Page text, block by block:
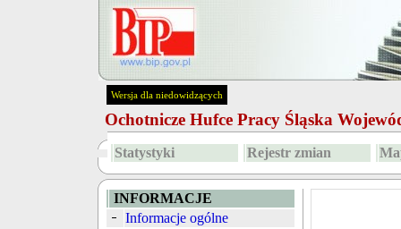
Wersja dla niedowidzących
Ochotnicze Hufce Pracy Śląska
Statystyki Rejestr zmian
INFORMACJE
Informacje ogólne